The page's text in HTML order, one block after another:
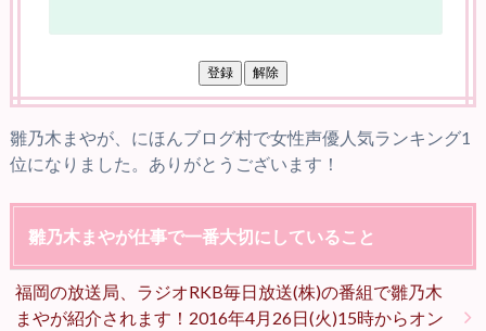
雛乃木まやが、にほんブログ村で女性声優人気ランキング1
位になりました。ありがとうございます！
雛乃木まやが仕事で一番大切にしていること
福岡の放送局、ラジオRKB毎日放送(株)の番組で雛乃木
まやが紹介されます！2016年4月26日(火)15時からオン